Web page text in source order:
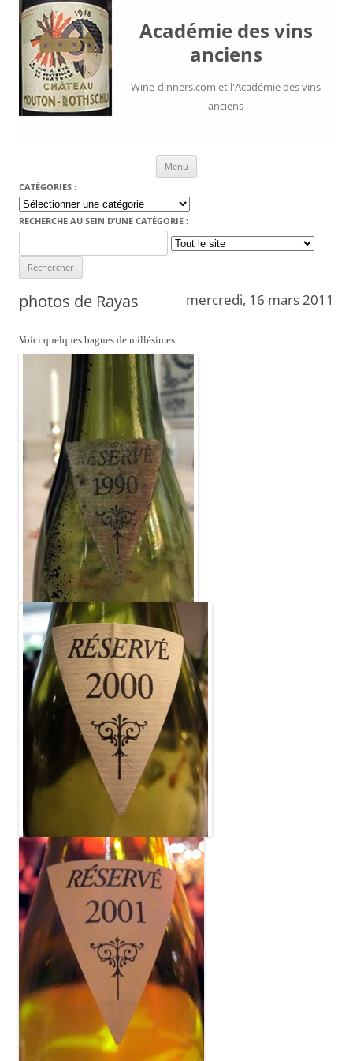
Académie des vins
anciens
Wine-dinners.com et l'Académie des vins
anciens
Menu
CATÉGORIES :
Catégories
:
RECHERCHE AU SEIN D’UNE CATÉGORIE :
for:
photos de Rayas mercredi, 16 mars 2011
Voici quelques bagues de millésimes